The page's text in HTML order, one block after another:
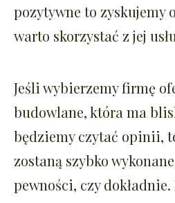
pozytywne to zyskujemy
warto skorzystać z jej
Jeśli wybierzemy firmę
budowlane, która ma
będziemy czytać opinii,
zostaną szybko
pewności, czy